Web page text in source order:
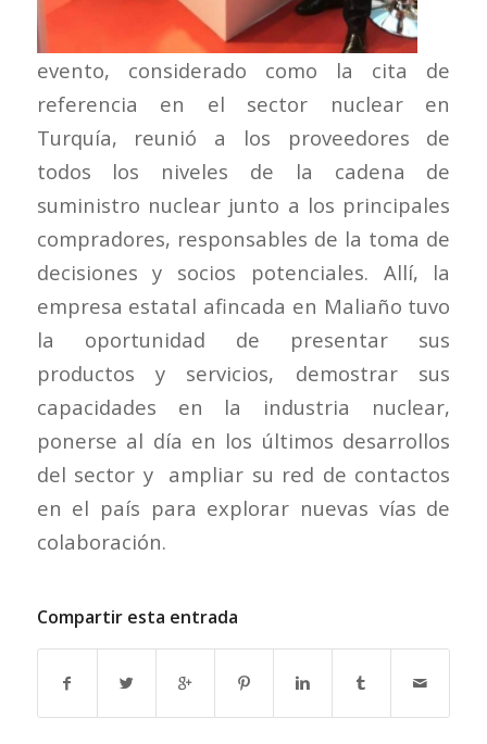
evento, considerado como la cita de
referencia en el sector nuclear en
Turquía, reunió a los proveedores de
todos los niveles de la cadena de
suministro nuclear junto a los principales
compradores, responsables de la toma de
decisiones y socios potenciales. Allí, la
empresa estatal afincada en Maliaño tuvo
la oportunidad de presentar sus
productos y servicios, demostrar sus
capacidades en la industria nuclear,
ponerse al día en los últimos desarrollos
del sector y ampliar su red de contactos
en el país para explorar nuevas vías de
colaboración.
Compartir esta entrada